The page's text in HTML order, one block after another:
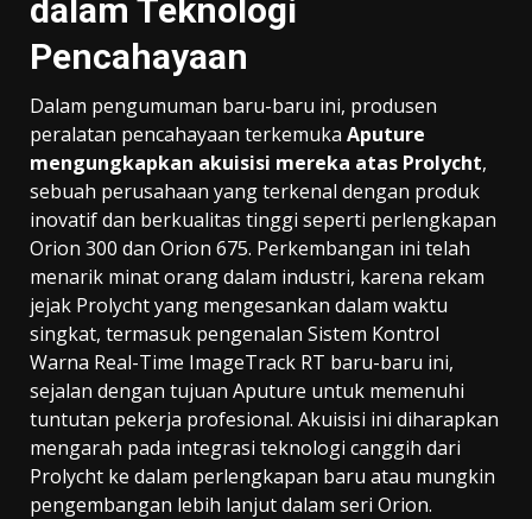
dalam Teknologi
Pencahayaan
Dalam pengumuman baru-baru ini, produsen
peralatan pencahayaan terkemuka Aputure
mengungkapkan akuisisi mereka atas Prolycht,
sebuah perusahaan yang terkenal dengan produk
inovatif dan berkualitas tinggi seperti perlengkapan
Orion 300 dan Orion 675. Perkembangan ini telah
menarik minat orang dalam industri, karena rekam
jejak Prolycht yang mengesankan dalam waktu
singkat, termasuk pengenalan Sistem Kontrol
Warna Real-Time ImageTrack RT baru-baru ini,
sejalan dengan tujuan Aputure untuk memenuhi
tuntutan pekerja profesional. Akuisisi ini diharapkan
mengarah pada integrasi teknologi canggih dari
Prolycht ke dalam perlengkapan baru atau mungkin
pengembangan lebih lanjut dalam seri Orion.